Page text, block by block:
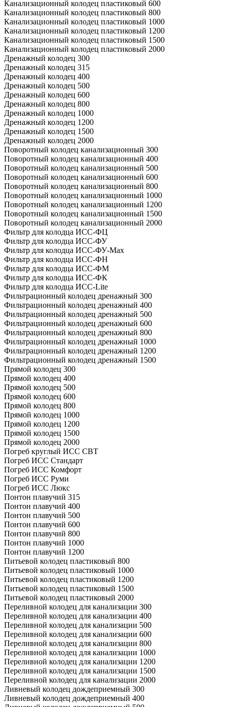
Канализационный колодец пластиковый 600
Канализационный колодец пластиковый 800
Канализационный колодец пластиковый 1000
Канализационный колодец пластиковый 1200
Канализационный колодец пластиковый 1500
Канализационный колодец пластиковый 2000
Дренажный колодец 300
Дренажный колодец 315
Дренажный колодец 400
Дренажный колодец 500
Дренажный колодец 600
Дренажный колодец 800
Дренажный колодец 1000
Дренажный колодец 1200
Дренажный колодец 1500
Дренажный колодец 2000
Поворотный колодец канализационный 300
Поворотный колодец канализационный 400
Поворотный колодец канализационный 500
Поворотный колодец канализационный 600
Поворотный колодец канализационный 800
Поворотный колодец канализационный 1000
Поворотный колодец канализационный 1200
Поворотный колодец канализационный 1500
Поворотный колодец канализационный 2000
Фильтр для колодца ИСС-ФЦ
Фильтр для колодца ИСС-ФУ
Фильтр для колодца ИСС-ФУ-Мах
Фильтр для колодца ИСС-ФН
Фильтр для колодца ИСС-ФМ
Фильтр для колодца ИСС-ФК
Фильтр для колодца ИСС-Lite
Фильтрационный колодец дренажный 300
Фильтрационный колодец дренажный 400
Фильтрационный колодец дренажный 500
Фильтрационный колодец дренажный 600
Фильтрационный колодец дренажный 800
Фильтрационный колодец дренажный 1000
Фильтрационный колодец дренажный 1200
Фильтрационный колодец дренажный 1500
Прямой колодец 300
Прямой колодец 400
Прямой колодец 500
Прямой колодец 600
Прямой колодец 800
Прямой колодец 1000
Прямой колодец 1200
Прямой колодец 1500
Прямой колодец 2000
Погреб круглый ИСС СВТ
Погреб ИСС Стандарт
Погреб ИСС Комфорт
Погреб ИСС Руми
Погреб ИСС Люкс
Понтон плавучий 315
Понтон плавучий 400
Понтон плавучий 500
Понтон плавучий 600
Понтон плавучий 800
Понтон плавучий 1000
Понтон плавучий 1200
Питьевой колодец пластиковый 800
Питьевой колодец пластиковый 1000
Питьевой колодец пластиковый 1200
Питьевой колодец пластиковый 1500
Питьевой колодец пластиковый 2000
Переливной колодец для канализации 300
Переливной колодец для канализации 400
Переливной колодец для канализации 500
Переливной колодец для канализации 600
Переливной колодец для канализации 800
Переливной колодец для канализации 1000
Переливной колодец для канализации 1200
Переливной колодец для канализации 1500
Переливной колодец для канализации 2000
Ливневый колодец дождеприемный 300
Ливневый колодец дождеприемный 400